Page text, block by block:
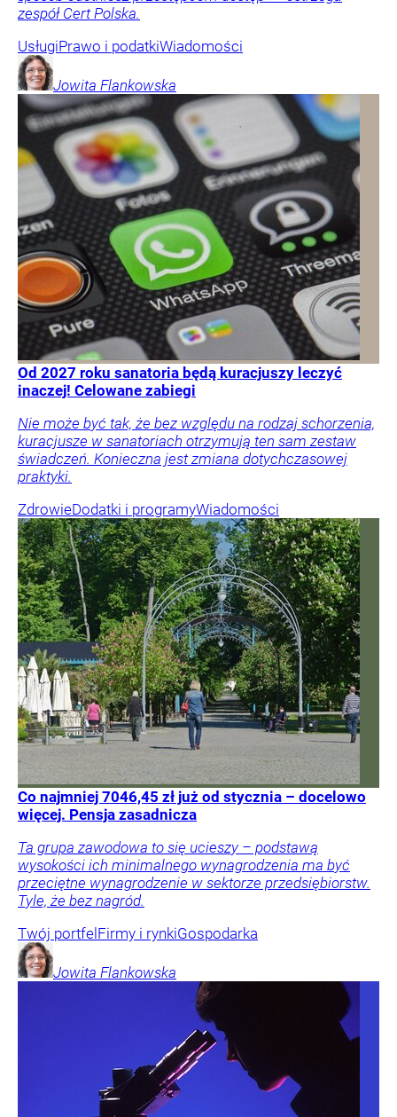
zespół Cert Polska.
UsługiPrawo i podatkiWiadomości
Jowita Flankowska
Od 2027 roku sanatoria będą kuracjuszy leczyć
inaczej! Celowane zabiegi
Nie może być tak, że bez względu na rodzaj schorzenia,
kuracjusze w sanatoriach otrzymują ten sam zestaw
świadczeń. Konieczna jest zmiana dotychczasowej
praktyki.
ZdrowieDodatki i programyWiadomości
Co najmniej 7046,45 zł już od stycznia – docelowo
więcej. Pensja zasadnicza
Ta grupa zawodowa to się ucieszy – podstawą
wysokości ich minimalnego wynagrodzenia ma być
przeciętne wynagrodzenie w sektorze przedsiębiorstw.
Tyle, że bez nagród.
Twój portfel Firmy i rynkiGospodarka
Jowita Flankowska